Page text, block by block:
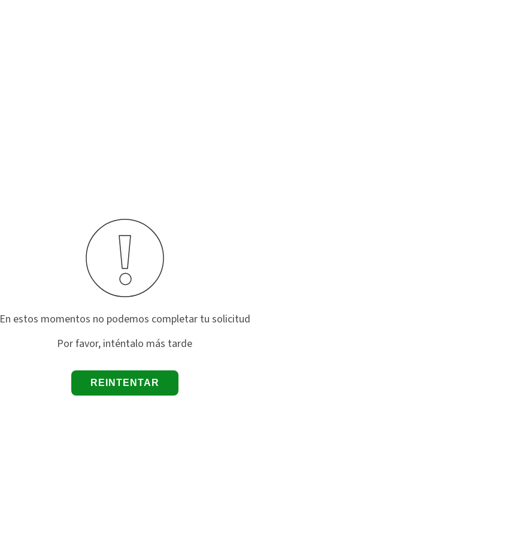
En estos momentos no podemos completar tu solicitud
Por favor, inténtalo más tarde
REINTENTAR